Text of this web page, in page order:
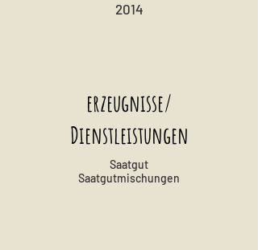
2014
erzeugnisse/
Dienstleistungen
Saatgut
Saatgutmischungen